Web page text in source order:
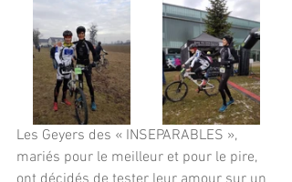
Les Geyers des « INSEPARABLES »,
mariés pour le meilleur et pour le pire,